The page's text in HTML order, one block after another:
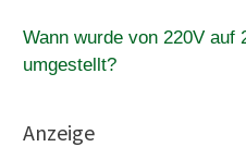
Wann wurde von 220V auf
umgestellt?
Anzeige